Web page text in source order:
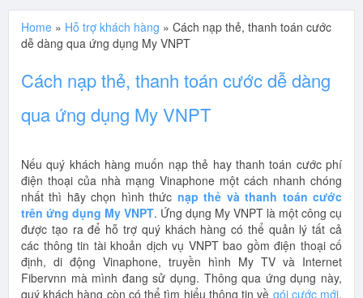
Home » Hỗ trợ khách hàng » Cách nạp thẻ, thanh toán cước
dễ dàng qua ứng dụng My VNPT
Cách nạp thẻ, thanh toán cước dễ dàng
qua ứng dụng My VNPT
Nếu quý khách hàng muốn nạp thẻ hay thanh toán cước phí
điện thoại của nhà mạng Vinaphone một cách nhanh chóng
nhất thì hãy chọn hình thức nạp thẻ và thanh toán cước
trên ứng dụng My VNPT. Ứng dụng My VNPT là một công cụ
được tạo ra để hỗ trợ quý khách hàng có thể quản lý tất cả
các thông tin tài khoản dịch vụ VNPT bao gồm điện thoại cố
định, di động Vinaphone, truyền hình My TV và Internet
Fibervnn mà mình đang sử dụng. Thông qua ứng dụng này,
quý khách hàng còn có thể tìm hiểu thông tin về gói cước mới,